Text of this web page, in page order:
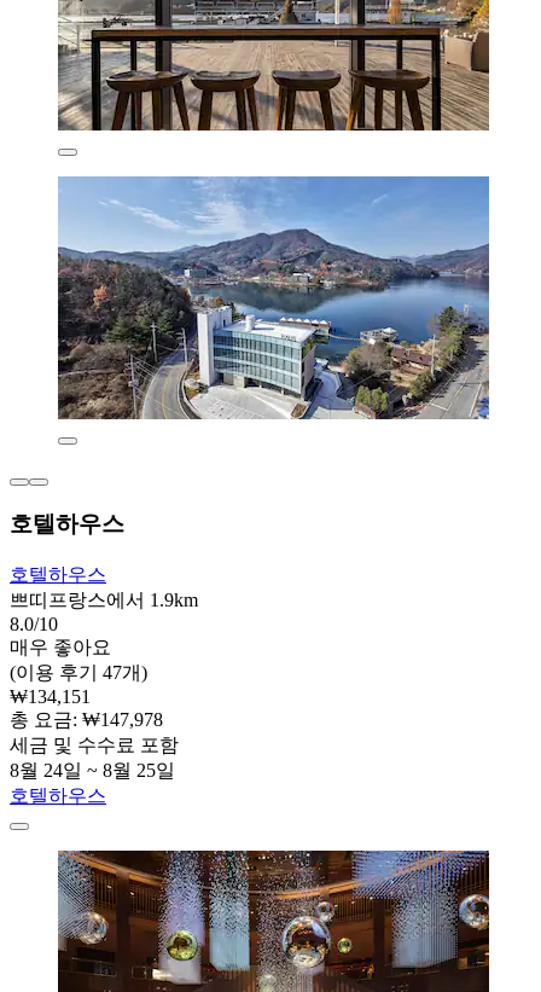
호텔하우스
호텔하우스
쁘띠프랑스에서 1.9km
8.0/10
매우 좋아요
(이용 후기 47개)
₩134,151
총 요금: ₩147,978
세금 및 수수료 포함
8월 24일 ~ 8월 25일
호텔하우스